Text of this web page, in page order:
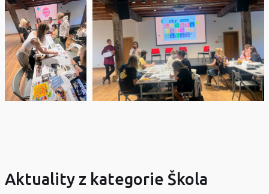
Aktuality z kategorie Škola